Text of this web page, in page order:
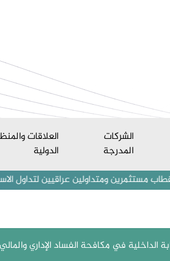
الشركات
المدرجة
العلاقات
الدولية
عراقيين لتداول الاسهم
الداخلية في مكافحة الفساد الإداري والمالي